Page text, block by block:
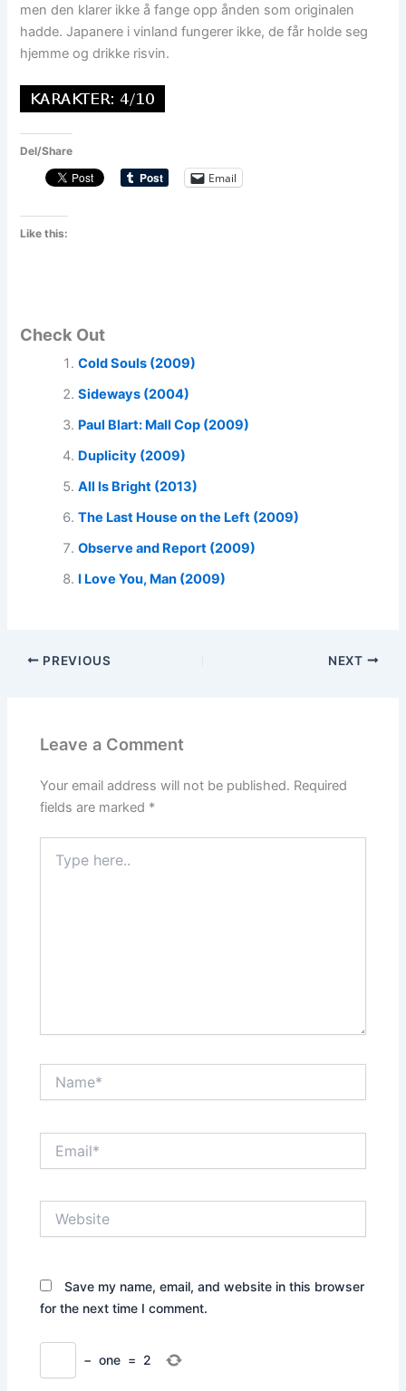
men den klarer ikke å fange opp ånden som originalen
hadde. Japanere i vinland fungerer ikke, de får holde seg
hjemme og drikke risvin.
Del/Share
Email
Like this:
Check Out
Cold Souls (2009)
Sideways (2004)
Paul Blart: Mall Cop (2009)
Duplicity (2009)
All Is Bright (2013)
The Last House on the Left (2009)
Observe and Report (2009)
I Love You, Man (2009)
PREVIOUS NEXT
Leave a Comment
Your email address will not be published. Required
fields are marked *
here..
Save my name, email, and website in this browser
for the next time I comment.
− one = 2